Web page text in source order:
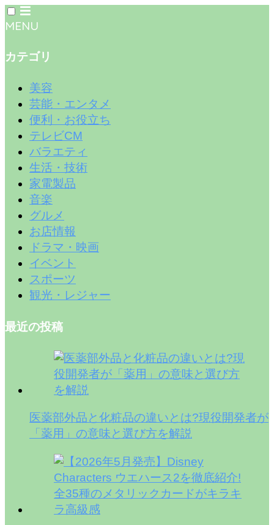
MENU
カテゴリ
美容
芸能・エンタメ
便利・お役立ち
テレビCM
バラエティ
生活・技術
家電製品
音楽
グルメ
お店情報
ドラマ・映画
イベント
スポーツ
観光・レジャー
最近の投稿
医薬部外品と化粧品の違いとは?現役開発者が
「薬用」の意味と選び方を解説